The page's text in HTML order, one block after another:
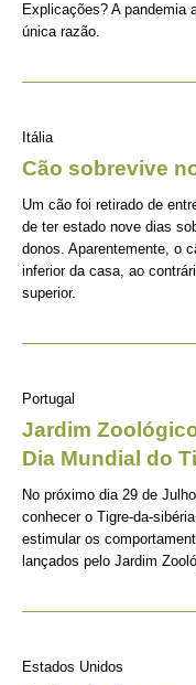
Explicações? A pandemia
única razão.
Itália
Cão sobrevive
Um cão foi retirado de
de ter estado nove dias
donos. Aparentemente, o
inferior da casa, ao
superior.
Portugal
Jardim
Dia Mundial do
No próximo dia 29 de
conhecer o Tigre-da-
estimular os
lançados pelo Jardim
Estados Unidos